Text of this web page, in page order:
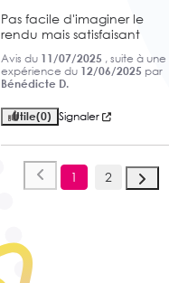
Pas facile d'imaginer le
rendu mais satisfaisant
Avis du 11/07/2025 , suite à une
expérience du 12/06/2025 par
Bénédicte D.
Utile(0) Signaler
1 2